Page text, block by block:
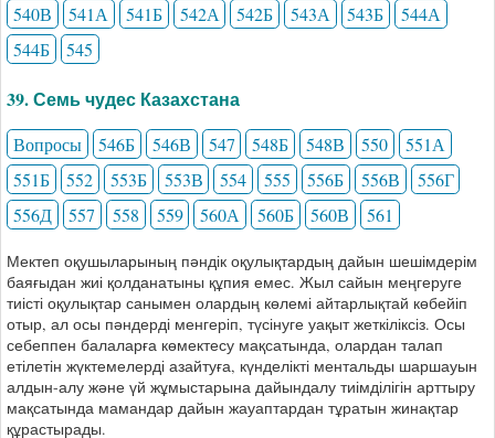
540В
541А 541Б 542А 542Б 543А 543Б
544А
544Б
545
39. Семь чудес Казахстана
Вопросы 546Б 546В 547 548Б 548В 550
551А
551Б
552 553Б 553В 554 555 556Б 556В
556Г
556Д
557 558 559 560А 560Б 560В 561
Мектеп оқушыларының пәндік оқулықтардың дайын шешімдерім
баяғыдан жиі қолданатыны құпия емес. Жыл сайын меңгеруге
тиісті оқулықтар санымен олардың көлемі айтарлықтай көбейіп
отыр, ал осы пәндерді менгеріп, түсінуге уақыт жеткіліксіз. Осы
себеппен балаларға көмектесу мақсатында, олардан талап
етілетін жүктемелерді азайтуға, күнделікті ментальды шаршауын
алдын-алу және үй жұмыстарына дайындалу тиімділігін арттыру
мақсатында мамандар дайын жауаптардан тұратын жинақтар
құрастырады.